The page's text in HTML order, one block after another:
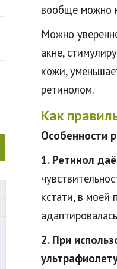
вообще можно
Можно
акне,
кожи,
ретинолом.
Как
Особенности
1. Ретинол
кстати, в моей
2. При